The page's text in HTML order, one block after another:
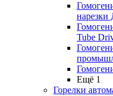
Tube
Ещё 1
Горелки